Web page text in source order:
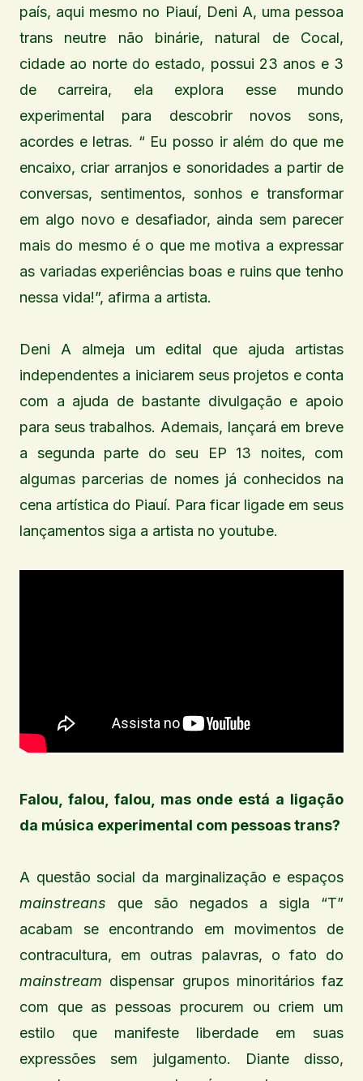
país, aqui mesmo no Piauí, Deni A, uma pessoa
trans neutre não binárie, natural de Cocal,
cidade ao norte do estado, possui 23 anos e 3
de carreira, ela explora esse mundo
experimental para descobrir novos sons,
acordes e letras. “ Eu posso ir além do que me
encaixo, criar arranjos e sonoridades a partir de
conversas, sentimentos, sonhos e transformar
em algo novo e desafiador, ainda sem parecer
mais do mesmo é o que me motiva a expressar
as variadas experiências boas e ruins que tenho
nessa vida!”, afirma a artista.
Deni A almeja um edital que ajuda artistas
independentes a iniciarem seus projetos e conta
com a ajuda de bastante divulgação e apoio
para seus trabalhos. Ademais, lançará em breve
a segunda parte do seu EP 13 noites, com
algumas parcerias de nomes já conhecidos na
cena artística do Piauí. Para ficar ligade em seus
lançamentos siga a artista no youtube.
Falou, falou, falou, mas onde está a ligação
da música experimental com pessoas trans?
A questão social da marginalização e espaços
mainstreans que são negados a sigla “T”
acabam se encontrando em movimentos de
contracultura, em outras palavras, o fato do
mainstream dispensar grupos minoritários faz
com que as pessoas procurem ou criem um
estilo que manifeste liberdade em suas
expressões sem julgamento. Diante disso,